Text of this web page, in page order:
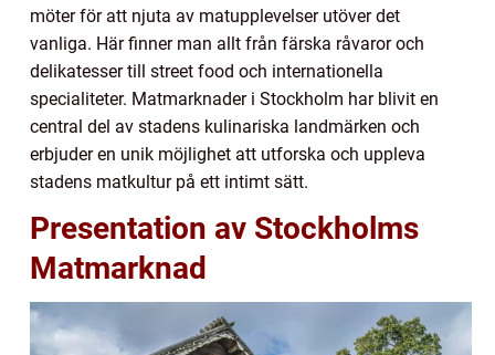
möter för att njuta av matupplevelser utöver det
vanliga. Här finner man allt från färska råvaror och
delikatesser till street food och internationella
specialiteter. Matmarknader i Stockholm har blivit en
central del av stadens kulinariska landmärken och
erbjuder en unik möjlighet att utforska och uppleva
stadens matkultur på ett intimt sätt.
Presentation av Stockholms
Matmarknad